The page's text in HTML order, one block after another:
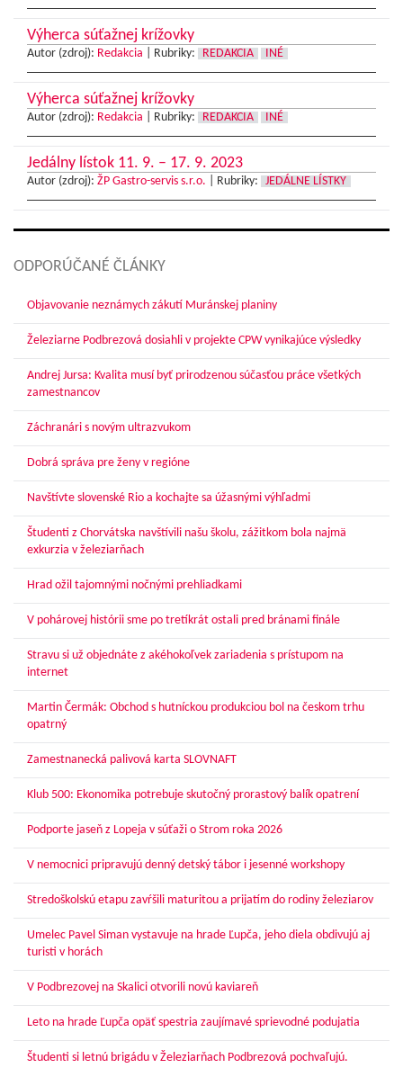
Výherca súťažnej krížovky
Autor (zdroj): Redakcia Rubriky: REDAKCIA INÉ
Výherca súťažnej krížovky
Autor (zdroj): Redakcia Rubriky: REDAKCIA INÉ
Jedálny lístok 11. 9. – 17. 9. 2023
Autor (zdroj): ŽP Gastro-servis s.r.o. Rubriky: JEDÁLNE LÍSTKY
ODPORÚČANÉ ČLÁNKY
Objavovanie neznámych zákutí Muránskej planiny
Železiarne Podbrezová dosiahli v projekte CPW vynikajúce výsledky
Andrej Jursa: Kvalita musí byť prirodzenou súčasťou práce všetkých
zamestnancov
Záchranári s novým ultrazvukom
Dobrá správa pre ženy v regióne
Navštívte slovenské Rio a kochajte sa úžasnými výhľadmi
Študenti z Chorvátska navštívili našu školu, zážitkom bola najmä
exkurzia v železiarňach
Hrad ožil tajomnými nočnými prehliadkami
V pohárovej histórii sme po tretíkrát ostali pred bránami finále
Stravu si už objednáte z akéhokoľvek zariadenia s prístupom na
internet
Martin Čermák: Obchod s hutníckou produkciou bol na českom trhu
opatrný
Zamestnanecká palivová karta SLOVNAFT
Klub 500: Ekonomika potrebuje skutočný prorastový balík opatrení
Podporte jaseň z Lopeja v súťaži o Strom roka 2026
V nemocnici pripravujú denný detský tábor i jesenné workshopy
Stredoškolskú etapu zavŕšili maturitou a prijatím do rodiny železiarov
Umelec Pavel Siman vystavuje na hrade Ľupča, jeho diela obdivujú aj
turisti v horách
V Podbrezovej na Skalici otvorili novú kaviareň
Leto na hrade Ľupča opäť spestria zaujímavé sprievodné podujatia
Študenti si letnú brigádu v Železiarňach Podbrezová pochvaľujú.